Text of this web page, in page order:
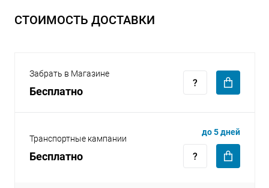
СТОИМОСТЬ ДОСТАВКИ
Забрать в Магазине
Бесплатно
Транспортные кампании
Бесплатно
до 5 дней